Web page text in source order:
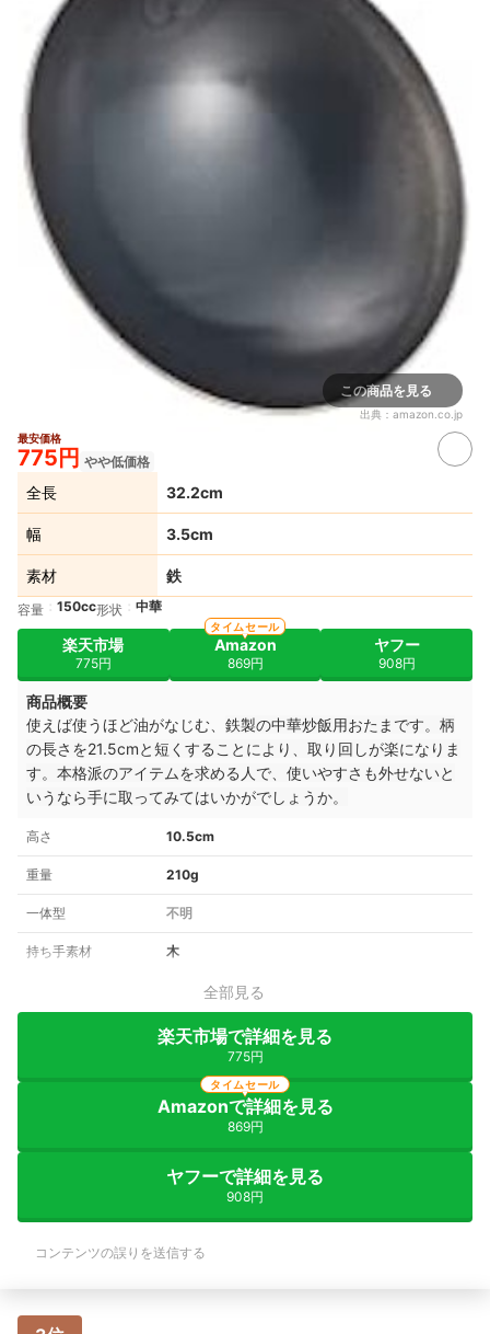
この商品を見る
出典： amazon.co.jp
最安価格
775円 やや低価格
全長 32.2cm
幅 3.5cm
素材 鉄
容量 150cc形状 中華
楽天市場
775円
Amazon
869円
タイムセール
ヤフー
908円
商品概要
使えば使うほど油がなじむ、 鉄製の中華炒飯用おたまです。柄
の長さを21.5cmと短くすることにより、取り回しが楽になりま
す。本格派のアイテムを求める人で、使いやすさも外せないと
いうなら手に取ってみてはいかがでしょうか。
高さ 10.5cm
重量 210g
一体型 不明
持ち手素材 木
全部見る
楽天市場で詳細を見る
775円
Amazonで詳細を見る
869円
タイムセール
ヤフーで詳細を見る
908円
コンテンツの誤りを送信する